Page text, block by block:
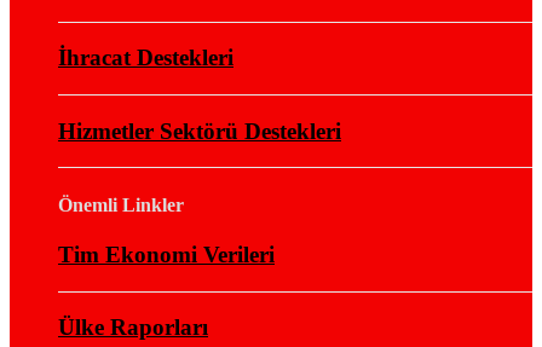
İhracat Destekleri
Hizmetler Sektörü Destekleri
Önemli Linkler
Tim Ekonomi Verileri
Ülke Raporları